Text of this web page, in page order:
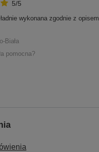
5/5
wykonana zgodnie z opisem
Biała
pomocna?